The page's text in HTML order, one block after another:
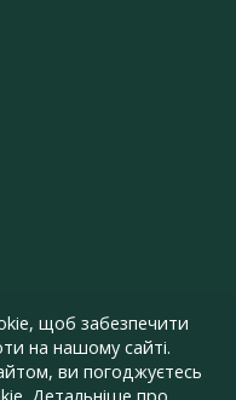
щоб забезпечити
на нашому сайті.
ви погоджуєтесь